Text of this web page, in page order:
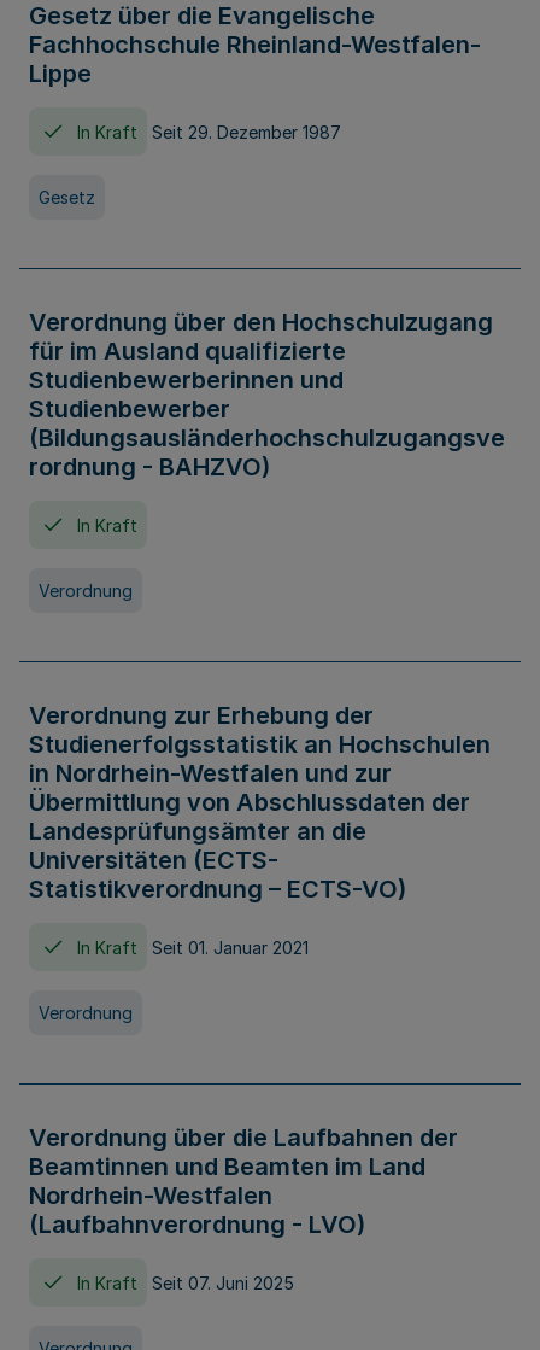
Gesetz über die Evangelische
Fachhochschule Rheinland-Westfalen-
Lippe
In Kraft Seit 29. Dezember 1987
Gesetz
Verordnung über den Hochschulzugang
für im Ausland qualifizierte
Studienbewerberinnen und
Studienbewerber
(Bildungsausländerhochschulzugangsve
rordnung - BAHZVO)
In Kraft
Verordnung
Verordnung zur Erhebung der
Studienerfolgsstatistik an Hochschulen
in Nordrhein-Westfalen und zur
Übermittlung von Abschlussdaten der
Landesprüfungsämter an die
Universitäten (ECTS-
Statistikverordnung – ECTS-VO)
In Kraft Seit 01. Januar 2021
Verordnung
Verordnung über die Laufbahnen der
Beamtinnen und Beamten im Land
Nordrhein-Westfalen
(Laufbahnverordnung - LVO)
In Kraft Seit 07. Juni 2025